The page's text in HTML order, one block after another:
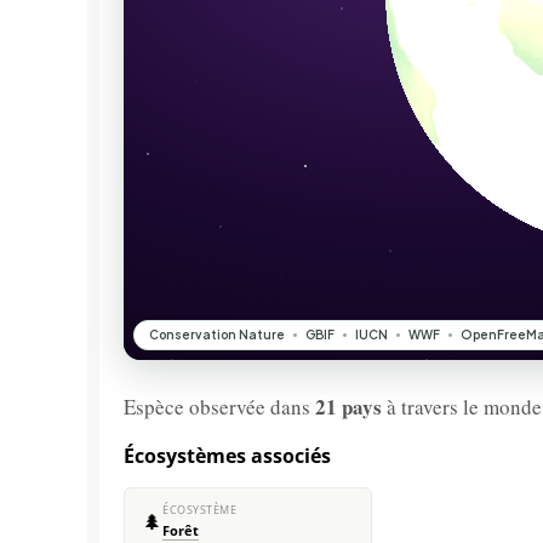
Espèce observée dans 21 pays à travers le
Écosystèmes associés
🌲 ÉCOSYSTÈME
Forêt